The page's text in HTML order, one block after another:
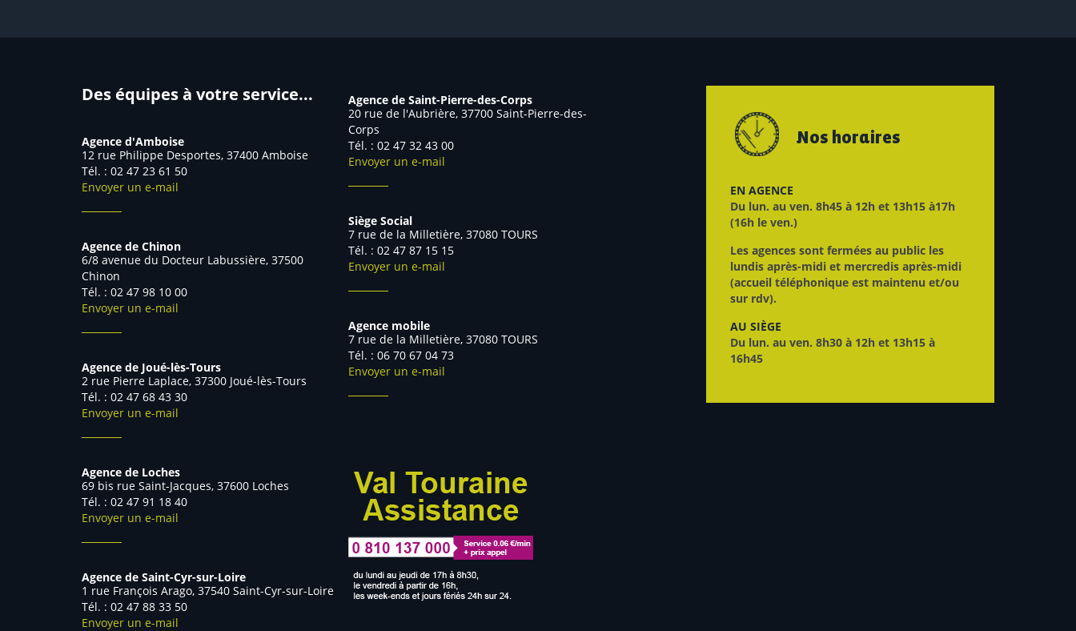
Des équipes à votre service...
Agence d'Amboise
12 rue Philippe Desportes, 37400 Amboise
Tél. : 02 47 23 61 50
Envoyer un e-mail
Agence de Chinon
6/8 avenue du Docteur Labussière, 37500
Chinon
Tél. : 02 47 98 10 00
Envoyer un e-mail
Agence de Joué-lès-Tours
2 rue Pierre Laplace, 37300 Joué-lès-Tours
Tél. : 02 47 68 43 30
Envoyer un e-mail
Agence de Loches
69 bis rue Saint-Jacques, 37600 Loches
Tél. : 02 47 91 18 40
Envoyer un e-mail
Agence de Saint-Cyr-sur-Loire
1 rue François Arago, 37540 Saint-Cyr-sur-Loire
Tél. : 02 47 88 33 50
Envoyer un e-mail
Agence de Saint-Pierre-des-Corps
20 rue de l'Aubrière, 37700 Saint-Pierre-des-
Corps
Tél. : 02 47 32 43 00
Envoyer un e-mail
Siège Social
7 rue de la Milletière, 37080 TOURS
Tél. : 02 47 87 15 15
Envoyer un e-mail
Agence mobile
7 rue de la Milletière, 37080 TOURS
Tél. : 06 70 67 04 73
Envoyer un e-mail
Nos horaires
EN AGENCE
Du lun. au ven. 8h45 à 12h et 13h15 à17h
(16h le ven.)
Les agences sont fermées au public les
lundis après-midi et mercredis après-midi
(accueil téléphonique est maintenu et/ou
sur rdv).
AU SIÈGE
Du lun. au ven. 8h30 à 12h et 13h15 à
16h45